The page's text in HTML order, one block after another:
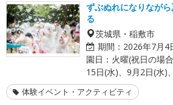
ずぶぬれになりなが
る
茨城県・稲敷市
期間： 2026年7月
園日：火曜(祝日の場
15日(水)、9月2日(水)
体験イベント・アクティビティ